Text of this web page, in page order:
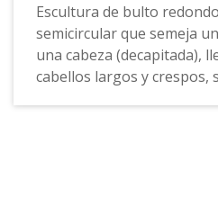
Escultura de bulto
semicircular que semeja
una cabeza (decapitada),
cabellos largos y crespos,